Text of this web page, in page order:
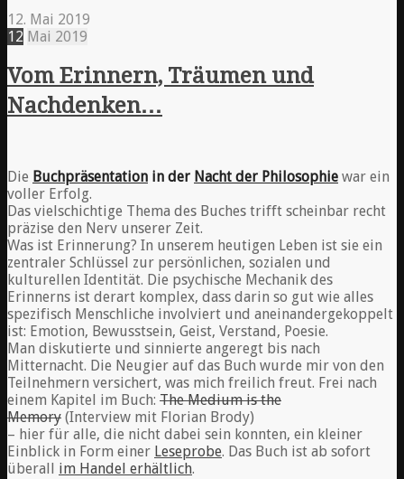
12. Mai 2019
12 Mai 2019
Vom Erinnern, Träumen und
Nachdenken…
Die Buchpräsentation in der Nacht der Philosophie war ein
voller Erfolg.
Das vielschichtige Thema des Buches trifft scheinbar recht
präzise den Nerv unserer Zeit.
Was ist Erinnerung? In unserem heutigen Leben ist sie ein
zentraler Schlüssel zur persönlichen, sozialen und
kulturellen Identität. Die psychische Mechanik des
Erinnerns ist derart komplex, dass darin so gut wie alles
spezifisch Menschliche involviert und aneinandergekoppelt
ist: Emotion, Bewusstsein, Geist, Verstand, Poesie.
Man diskutierte und sinnierte angeregt bis nach
Mitternacht. Die Neugier auf das Buch wurde mir von den
Teilnehmern versichert, was mich freilich freut. Frei nach
einem Kapitel im Buch: The Medium is the
Memory (Interview mit Florian Brody)
– hier für alle, die nicht dabei sein konnten, ein kleiner
Einblick in Form einer Leseprobe. Das Buch ist ab sofort
überall im Handel erhältlich.